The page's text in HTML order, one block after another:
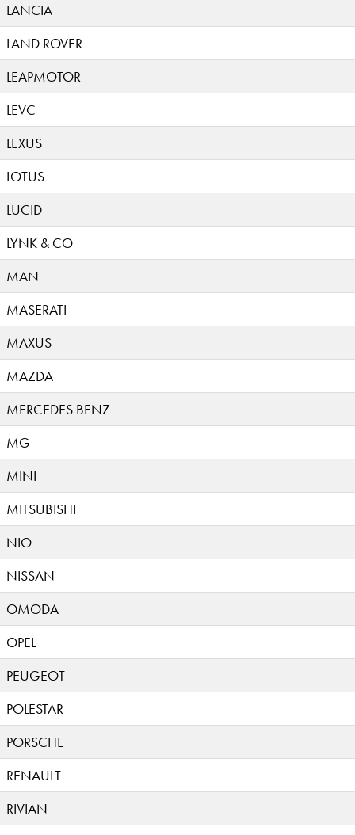
LANCIA
LAND ROVER
LEAPMOTOR
LEVC
LEXUS
LOTUS
LUCID
LYNK & CO
MAN
MASERATI
MAXUS
MAZDA
MERCEDES BENZ
MG
MINI
MITSUBISHI
NIO
NISSAN
OMODA
OPEL
PEUGEOT
POLESTAR
PORSCHE
RENAULT
RIVIAN